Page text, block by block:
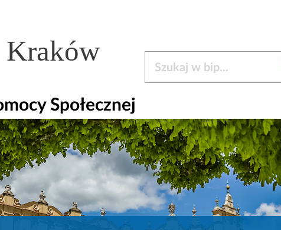
Społecznej